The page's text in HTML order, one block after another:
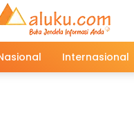
Internasional